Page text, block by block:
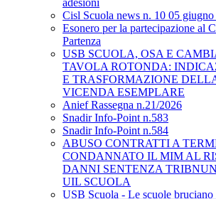
adesioni
Cisl Scuola news n. 10 05
Esonero per la partecipazione al
Partenza
USB SCUOLA, OSA E
TAVOLA ROTONDA:
E TRASFORMAZIONE
VICENDA ESEMPLARE
Anief Rassegna n.21/2026
Snadir Info-Point n.583
Snadir Info-Point n.584
ABUSO CONTRATTI A
CONDANNATO IL MIM AL
DANNI SENTENZA
UIL SCUOLA
USB Scuola - Le scuole bruciano